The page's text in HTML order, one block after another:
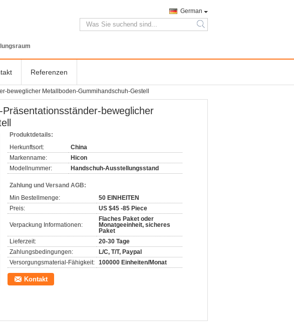
German
search
Referenzen
beweglicher Metallboden-Gummihandschuh-Gestell
beweglicher
Produktdetails:
Herkunftsort:
China
Markenname:
Hicon
Modellnummer:
Handschuh-Ausstellungsstand
Zahlung und Versand AGB:
Min Bestellmenge:
50 EINHEITEN
Preis:
US $45 -85 Piece
Verpackung Informationen:
Flaches Paket oder
Monatgeeinheit, sicheres
Paket
Lieferzeit:
20-30 Tage
Zahlungsbedingungen:
L/C, T/T, Paypal
Versorgungsmaterial-Fähigkeit: 100000 Einheiten/Monat
Kontakt